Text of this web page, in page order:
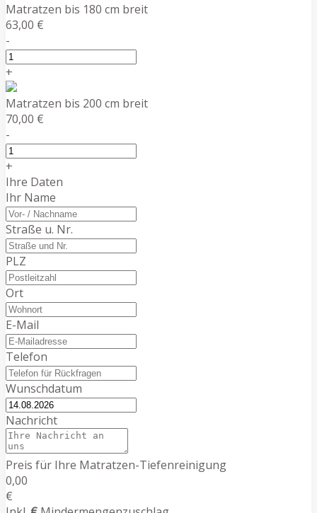
Matratzen bis 180 cm breit
63,00 €
-
+
Matratzen bis 200 cm breit
70,00 €
-
+
Ihre Daten
Ihr Name
Straße u. Nr.
PLZ
Ort
E-Mail
Telefon
Wunschdatum
Nachricht
Preis für Ihre Matratzen-Tiefenreinigung
0,00
€